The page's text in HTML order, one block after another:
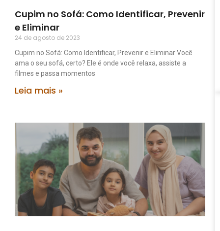
Cupim no Sofá: Como Identificar, Prevenir
e Eliminar
24 de agosto de 2023
Cupim no Sofá: Como Identificar, Prevenir e Eliminar Você
ama o seu sofá, certo? Ele é onde você relaxa, assiste a
filmes e passa momentos
Leia mais »